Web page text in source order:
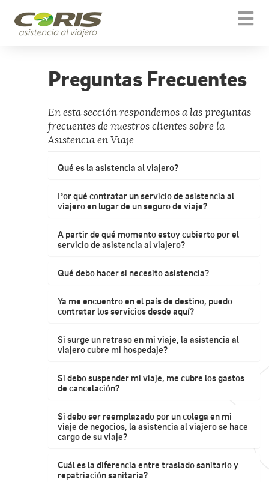
Preguntas Frecuentes
En esta sección respondemos a las preguntas
frecuentes de nuestros clientes sobre la
Asistencia en Viaje
Qué es la asistencia al viajero?
Por qué contratar un servicio de asistencia al
viajero en lugar de un seguro de viaje?
A partir de qué momento estoy cubierto por el
servicio de asistencia al viajero?
Qué debo hacer si necesito asistencia?
Ya me encuentro en el país de destino, puedo
contratar los servicios desde aquí?
Si surge un retraso en mi viaje, la asistencia al
viajero cubre mi hospedaje?
Si debo suspender mi viaje, me cubre los gastos
de cancelación?
Si debo ser reemplazado por un colega en mi
viaje de negocios, la asistencia al viajero se hace
cargo de su viaje?
Cuál es la diferencia entre traslado sanitario y
repatriación sanitaria?